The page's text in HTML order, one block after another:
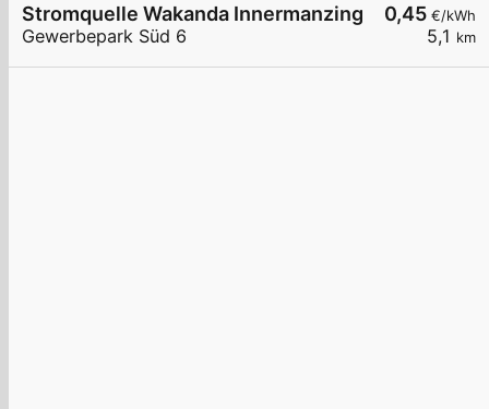
0,45 €/kWh
5,1 km
Stromquelle Wakanda Innermanzing
Gewerbepark Süd 6